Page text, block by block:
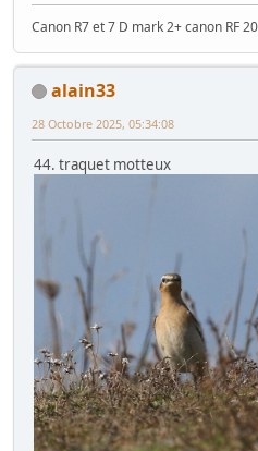
Canon R7 et 7 D mark 2+ canon RF
alain33
28 Octobre 2025, 05:34:08
44. traquet motteux